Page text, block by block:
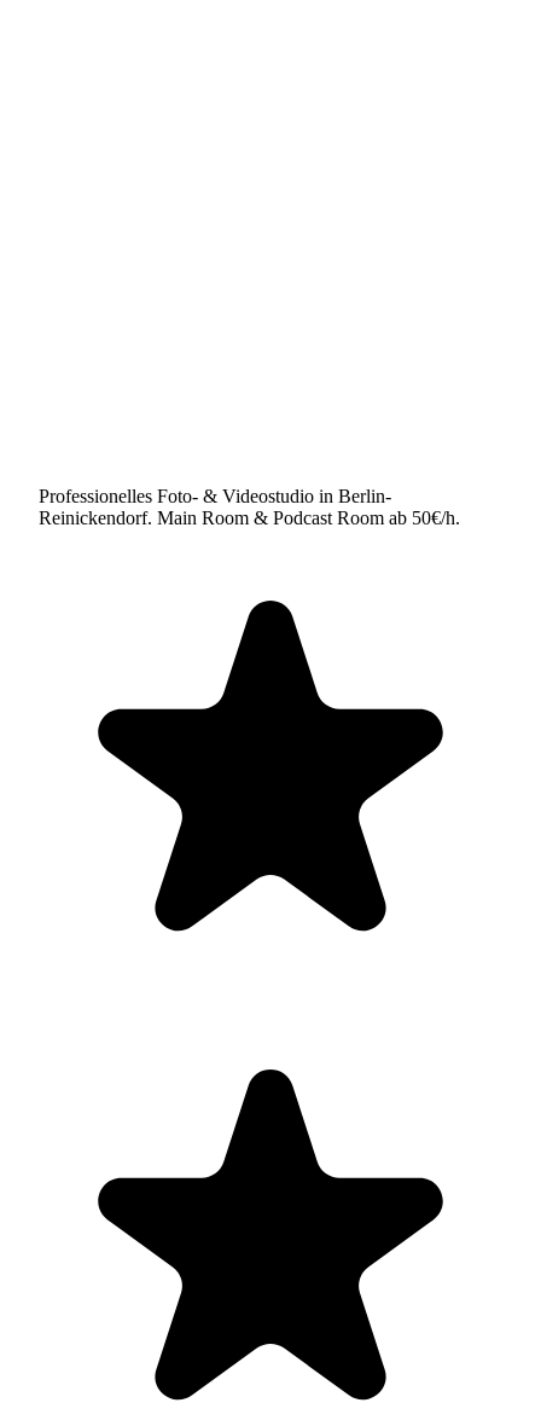
Professionelles Foto- & Videostudio in Berlin-
Reinickendorf. Main Room & Podcast Room ab 50€/h.